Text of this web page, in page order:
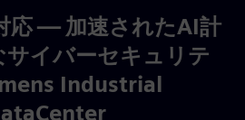
応 — 加速されたAI計
サイバーセキュリテ
Industrial